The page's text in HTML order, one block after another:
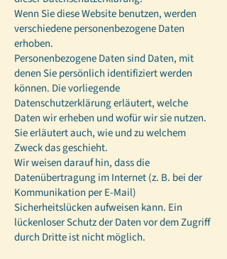
Wenn Sie diese Website benutzen, werden
verschiedene personenbezogene Daten
erhoben.
Personenbezogene Daten sind Daten, mit
denen Sie persönlich identifiziert werden
können. Die vorliegende
Datenschutzerklärung erläutert, welche
Daten wir erheben und wofür wir sie nutzen.
Sie erläutert auch, wie und zu welchem
Zweck das geschieht.
Wir weisen darauf hin, dass die
Datenübertragung im Internet (z. B. bei der
Kommunikation per E-Mail)
Sicherheitslücken aufweisen kann. Ein
lückenloser Schutz der Daten vor dem Zugriff
durch Dritte ist nicht möglich.